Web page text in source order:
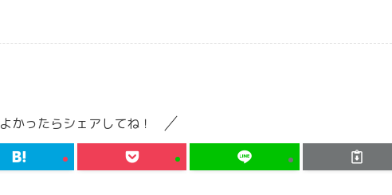
よかったらシェアしてね！